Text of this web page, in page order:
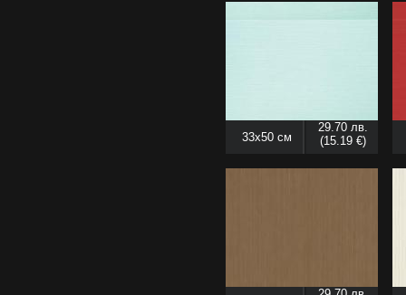
33x50 см
29.70 лв.
(15.19 €)